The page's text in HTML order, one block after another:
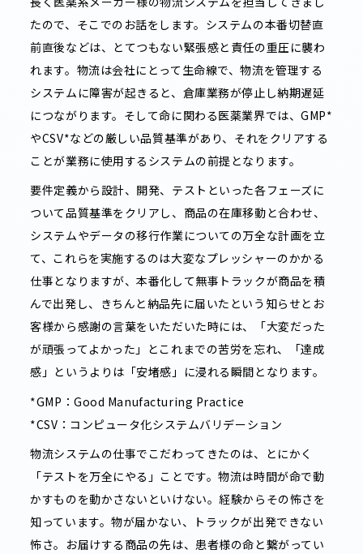
たので、そこでのお話をします。システムの本番切替直
前直後などは、とてつもない緊張感と責任の重圧に襲わ
れます。物流は会社にとって生命線で、物流を管理する
システムに障害が起きると、倉庫業務が停止し納期遅延
につながります。そして命に関わる医薬業界では、GMP*
やCSV*などの厳しい品質基準があり、それをクリアする
ことが業務に使用するシステムの前提となります。
要件定義から設計、開発、テストといった各フェーズに
ついて品質基準をクリアし、商品の在庫移動と合わせ、
システムやデータの移行作業についての万全な計画を立
て、これらを実施するのは大変なプレッシャーのかかる
仕事となりますが、本番化して無事トラックが商品を積
んで出発し、きちんと納品先に届いたという知らせとお
客様から感謝の言葉をいただいた時には、「大変だった
が頑張ってよかった」とこれまでの苦労を忘れ、「達成
感」というよりは「安堵感」に浸れる瞬間となります。
*GMP：Good Manufacturing Practice
*CSV：コンピュータ化システムバリデーション
物流システムの仕事でこだわってきたのは、とにかく
「テストを万全にやる」ことです。物流は時間が命で動
かすものを動かさないといけない。経験からその怖さを
知っています。物が届かない、トラックが出発できない
怖さ。お届けする商品の先は、患者様の命と繋がってい